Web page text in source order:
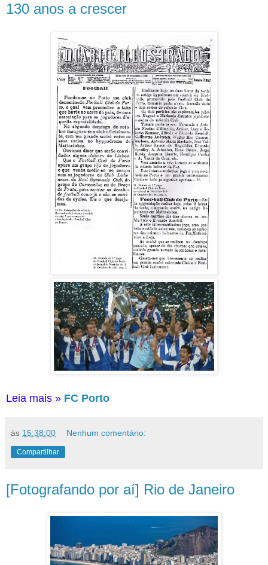
130 anos a crescer
Leia mais » FC Porto
às 15:38:00 Nenhum comentário:
Compartilhar
[Fotografando por aí] Rio de Janeiro